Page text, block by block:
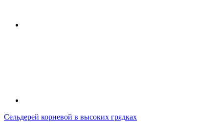
Сельдерей корневой в высоких грядках